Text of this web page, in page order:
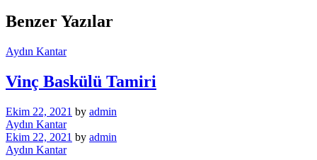
Benzer Yazılar
Aydın Kantar
Vinç Baskülü Tamiri
Ekim 22, 2021 by admin
Aydın Kantar
Ekim 22, 2021 by admin
Aydın Kantar